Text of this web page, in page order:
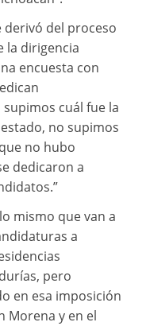
derivó del proceso
la dirigencia
encuesta con
cuál fue la
no supimos
no hubo
dedicaron a
mismo que van a
a
pero
en esa imposición
Morena y en el